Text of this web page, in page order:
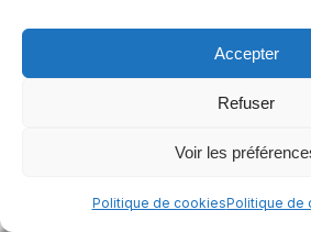
Accepter
Refuser
Voir les
Politique de cookiesPolitique de
Sans arachides Sans céleri Sans